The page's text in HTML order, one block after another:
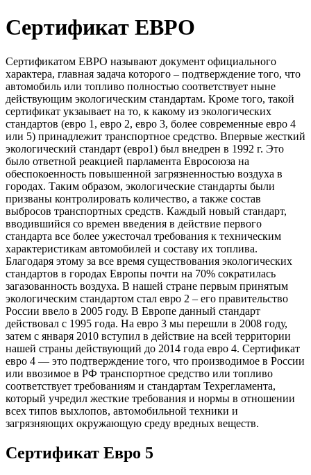
Сертификат ЕВРО
Сертификатом ЕВРО называют документ официального
характера, главная задача которого – подтверждение того, что
автомобиль или топливо полностью соответствует ныне
действующим экологическим стандартам. Кроме того, такой
сертификат укзаывает на то, к какому из экологических
стандартов (евро 1, евро 2, евро 3, более современные евро 4
или 5) принадлежит транспортное средство. Впервые жесткий
экологический стандарт (евро1) был внедрен в 1992 г. Это
было ответной реакцией парламента Евросоюза на
обеспокоенность повышенной загрязненностью воздуха в
городах. Таким образом, экологические стандарты были
призваны контролировать количество, а также состав
выбросов транспортных средств. Каждый новый стандарт,
вводившийся со времен введения в действие первого
стандарта все более ужесточал требования к техническим
характеристикам автомобилей и составу их топлива.
Благодаря этому за все время существования экологических
стандартов в городах Европы почти на 70% сократилась
загазованность воздуха. В нашей стране первым принятым
экологическим стандартом стал евро 2 – его правительство
России ввело в 2005 году. В Европе данный стандарт
действовал с 1995 года. На евро 3 мы перешли в 2008 году,
затем с января 2010 вступил в действие на всей территории
нашей страны действующий до 2014 года евро 4. Сертификат
евро 4 — это подтверждение того, что производимое в России
или ввозимое в РФ транспортное средство или топливо
соответствует требованиям и стандартам Техрегламента,
который учредил жесткие требования и нормы в отношении
всех типов выхлопов, автомобильной техники и
загрязняющих окружающую среду вредных веществ.
Сертификат Евро 5